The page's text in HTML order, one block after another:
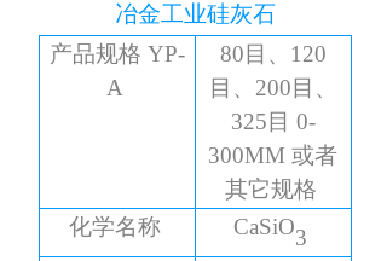
冶金工业硅灰石
产品规格 YP-
A
80目、120
目、200目、
325目 0-
300MM 或者
其它规格
化学名称
CaSiO3